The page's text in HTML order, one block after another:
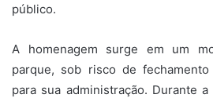
público.
A homenagem surge em um
parque, sob risco de
para sua administração. Durante a